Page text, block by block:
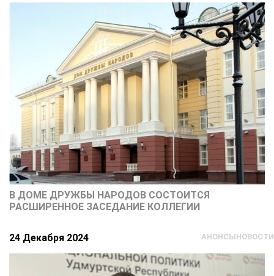
В ДОМЕ ДРУЖБЫ НАРОДОВ СОСТОИТСЯ
РАСШИРЕННОЕ ЗАСЕДАНИЕ КОЛЛЕГИИ
24 Декабря 2024 АНОНСЫНОВОСТИ